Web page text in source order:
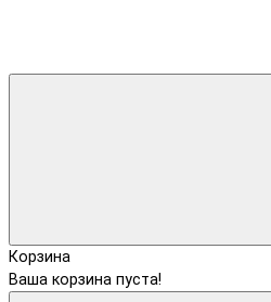
Корзина
Ваша корзина пуста!